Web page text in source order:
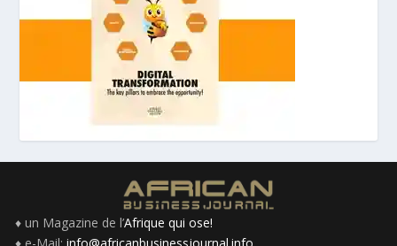
♦ un Magazine de l’Afrique qui ose!